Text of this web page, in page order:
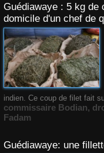
Guédiawaye : 5 kg de
domicile d'un chef de
indien. Ce coup de filet fait
commissaire Bodian,
Fadam
Guédiawaye: une